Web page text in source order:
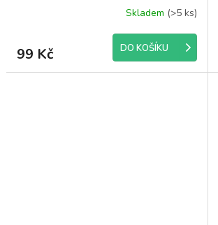
Skladem (>5 ks)
99 Kč DO KOŠÍKU